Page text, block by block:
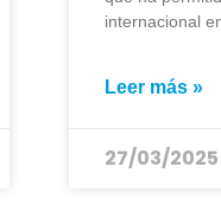
internacional
Leer más »
27/03/2025